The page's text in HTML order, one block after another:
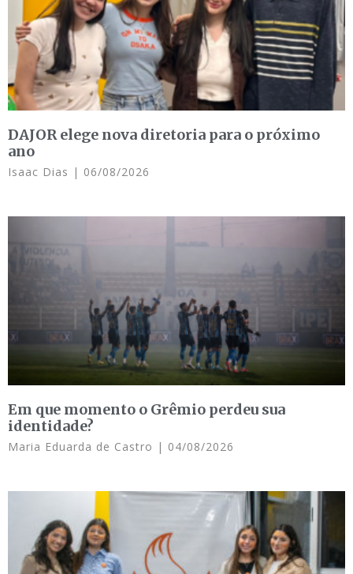
DAJOR elege nova diretoria para o próximo
ano
Isaac Dias 06/08/2026
Em que momento o Grêmio perdeu sua
identidade?
Maria Eduarda de Castro 04/08/2026